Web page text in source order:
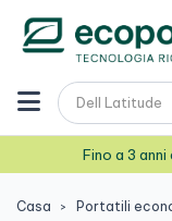
Fino a 3
Casa Portatili